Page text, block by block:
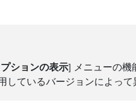
ションの表示] メニューの機
しているバージョンによって